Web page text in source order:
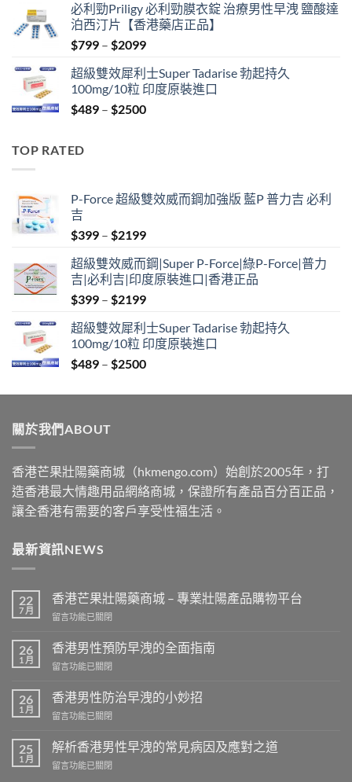
was:
$399.
is:
$369.
必利勁Priligy 必利勁膜衣錠 治療男性早洩 鹽酸達
泊西汀片【香港藥店正品】
$799 – $2099Price
$799
through
$2099
超級雙效犀利士Super Tadarise 勃起持久
100mg/10粒 印度原裝進口
$489 – $2500Price
TOP RATED
P-Force 超級雙效威而鋼加強版 藍P 普力吉 必利
吉
$399 – $2199Price
$399
through
$2199
超級雙效威而鋼|Super P-Force|綠P-Force|普力
吉|必利吉|印度原裝進口|香港正品
$399 – $2199Price
$399
through
$2199
超級雙效犀利士Super Tadarise 勃起持久
100mg/10粒 印度原裝進口
$489 – $2500Price
$489
關於我們ABOUT
香港芒果壯陽藥商城（hkmengo.com）始創於2005年，打
造香港最大情趣用品網絡商城，保證所有產品百分百正品，
讓全香港有需要的客戶享受性福生活。
最新資訊NEWS
22
7 月
香港芒果壯陽藥商城 – 專業壯陽產品購物平台
在
港
芒
果
陽
藥
商
–
專
留言功能已關閉
26
1 月
香港男性預防早洩的全面指南
在
港
男
性
防
早
洩
留言功能已關閉
26
1 月
香港男性防治早洩的小妙招
在
港
男
性
留言功能已關閉
25
1 月
解析香港男性早洩的常見病因及應對之道
在
留言功能已關閉